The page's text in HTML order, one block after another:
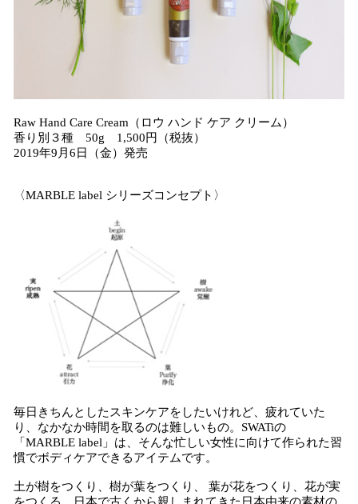
Raw Hand Care Cream（ロウ ハンド ケア クリーム）
香り別３種 50g 1,500円（税抜）
2019年9月6日（金）発売
〈MARBLE label シリーズコンセプト〉
毎日きちんとしたスキンケアをしたいけれど、疲れていた
り、なかなか時間を取るのは難しいもの。SWATiの
「MARBLE label」は、そんな忙しい女性に向けて作られた習
慣でボディケアできるアイテムです。
土が樹をつくり、樹が葉をつくり、 葉が花をつくり、花が実